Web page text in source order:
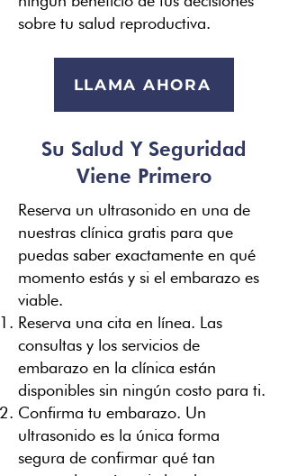
sobre tu salud reproductiva.
LLAMA AHORA
Su Salud Y Seguridad
Viene Primero
Reserva un ultrasonido en una de
nuestras clínica gratis para que
puedas saber exactamente en qué
momento estás y si el embarazo es
viable.
Reserva una cita en línea. Las
consultas y los servicios de
embarazo en la clínica están
disponibles sin ningún costo para ti.
Confirma tu embarazo. Un
ultrasonido es la única forma
segura de confirmar qué tan